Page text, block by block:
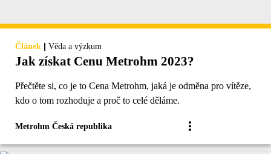
Článek | Věda a výzkum
Jak získat Cenu Metrohm 2023?
Přečtěte si, co je to Cena Metrohm, jaká je odměna pro vítěze,
kdo o tom rozhoduje a proč to celé děláme.
Metrohm Česká republika